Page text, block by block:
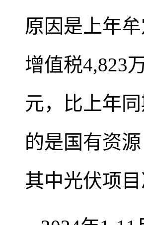
原因是上年
增值税4,823
元，比上年
的是国有资
其中光伏项